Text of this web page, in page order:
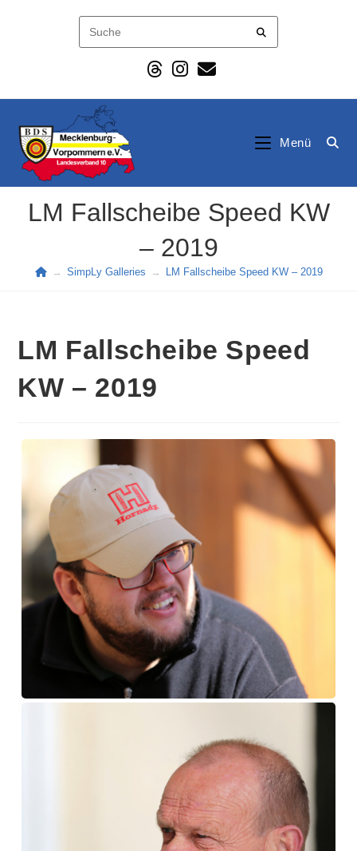
Menü
LM Fallscheibe Speed KW
– 2019
→ SimpLy Galleries → LM Fallscheibe Speed KW – 2019
LM Fallscheibe Speed
KW – 2019